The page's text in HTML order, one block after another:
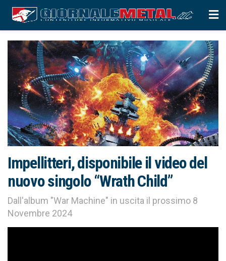
Impellitteri, disponibile il video del
nuovo singolo “Wrath Child”
Dall'album "War Machine" in uscita il prossimo 8
Novembre 2024